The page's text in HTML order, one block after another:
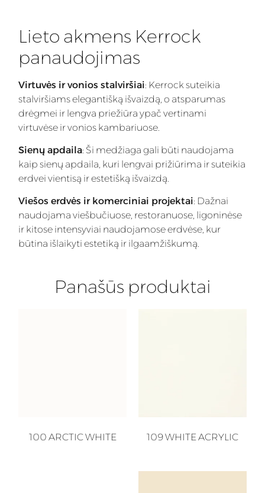
Lieto akmens Kerrock
panaudojimas
Virtuvės ir vonios stalviršiai: Kerrock suteikia
stalviršiams elegantišką išvaizdą, o atsparumas
drėgmei ir lengva priežiūra ypač vertinami
virtuvėse ir vonios kambariuose.
Sienų apdaila: Ši medžiaga gali būti naudojama
kaip sienų apdaila, kuri lengvai prižiūrima ir suteikia
erdvei vientisą ir estetišką išvaizdą.
Viešos erdvės ir komerciniai projektai: Dažnai
naudojama viešbučiuose, restoranuose, ligoninėse
ir kitose intensyviai naudojamose erdvėse, kur
būtina išlaikyti estetiką ir ilgaamžiškumą.
Panašūs produktai
100 ARCTIC WHITE 109 WHITE ACRYLIC